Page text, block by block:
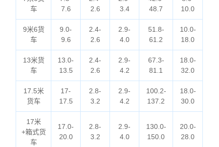
车
7.6
2.6
3.4
48.7
10.0
9米6货
车
9.0-
9.6
2.4-
2.6
2.9-
4.0
51.8-
61.2
10.0-
18.0
13米货
车
13.0-
13.5
2.4-
2.6
2.9-
4.2
67.3-
81.1
18.0-
32.0
17.5米
货车
17-
17.5
2.8-
3.2
2.9-
4.2
100.2-
137.2
18.0-
30.0
17米
+箱式货
车
17.0-
20.0
2.8-
3.2
2.9-
4.0
130.0-
150.0
20.0-
28.0